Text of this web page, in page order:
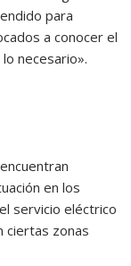
para
a conocer el
necesario».
en los
servicio eléctrico
ciertas zonas